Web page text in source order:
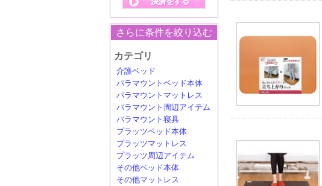
さらに条件を絞り込む
カテゴリ
介護ベッド
パラマウントベッド本体
パラマウントマットレス
パラマウント周辺アイテム
パラマウント寝具
プラッツベッド本体
プラッツマットレス
プラッツ周辺アイテム
その他ベッド本体
その他マットレス